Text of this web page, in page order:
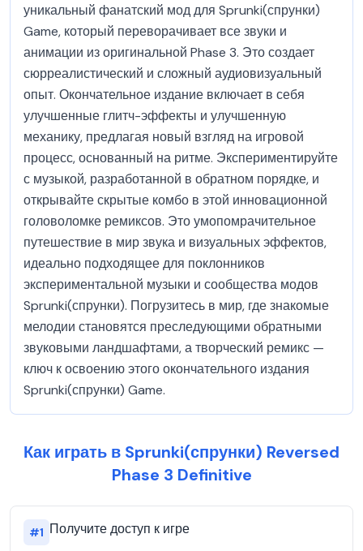
уникальный фанатский мод для Sprunki(спрунки)
Game, который переворачивает все звуки и
анимации из оригинальной Phase 3. Это создает
сюрреалистический и сложный аудиовизуальный
опыт. Окончательное издание включает в себя
улучшенные глитч-эффекты и улучшенную
механику, предлагая новый взгляд на игровой
процесс, основанный на ритме. Экспериментируйте
с музыкой, разработанной в обратном порядке, и
открывайте скрытые комбо в этой инновационной
головоломке ремиксов. Это умопомрачительное
путешествие в мир звука и визуальных эффектов,
идеально подходящее для поклонников
экспериментальной музыки и сообщества модов
Sprunki(спрунки). Погрузитесь в мир, где знакомые
мелодии становятся преследующими обратными
звуковыми ландшафтами, а творческий ремикс —
ключ к освоению этого окончательного издания
Sprunki(спрунки) Game.
Как играть в Sprunki(спрунки) Reversed
Phase 3 Definitive
#1 Получите доступ к игре